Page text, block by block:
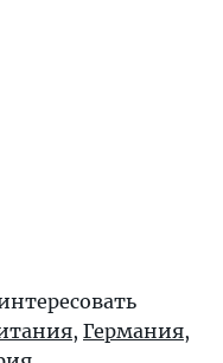
, Германия,